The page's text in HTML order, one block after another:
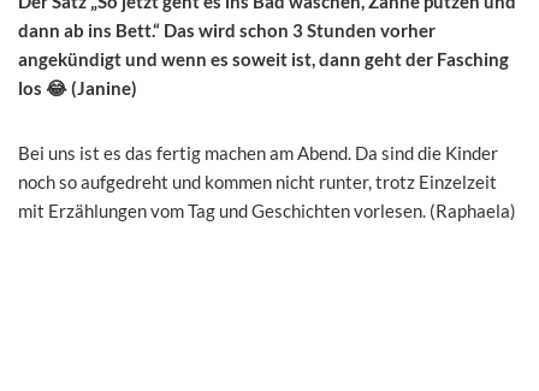
dann ab ins Bett.“ Das wird schon 3 Stunden vorher
angekündigt und wenn es soweit ist, dann geht der Fasching
los 😂 (Janine)
Bei uns ist es das fertig machen am Abend. Da sind die Kinder
noch so aufgedreht und kommen nicht runter, trotz Einzelzeit
mit Erzählungen vom Tag und Geschichten vorlesen. (Raphaela)